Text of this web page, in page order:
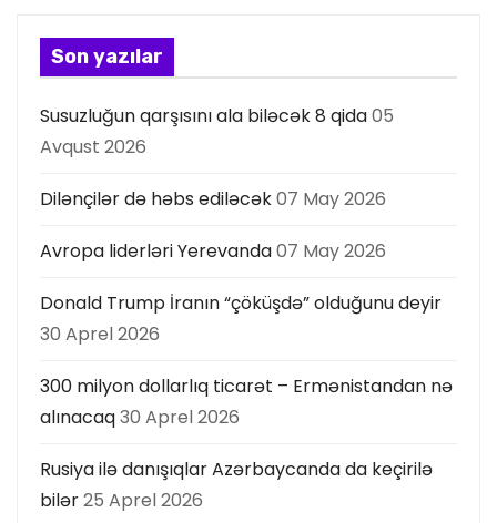
a
ı
Son yazılar
Susuzluğun qarşısını ala biləcək 8 qida05
Avqust 2026
Dilənçilər də həbs ediləcək07 May 2026
Avropa liderləri Yerevanda07 May 2026
Donald Trump İranın “çöküşdə” olduğunu deyir
30 Aprel 2026
300 milyon dollarlıq ticarət – Ermənistandan nə
alınacaq30 Aprel 2026
Rusiya ilə danışıqlar Azərbaycanda da keçirilə
bilər25 Aprel 2026